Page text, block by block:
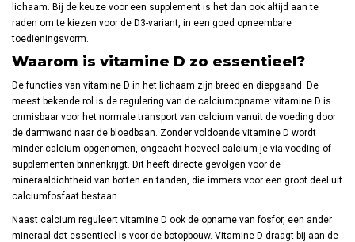
lichaam. Bij de keuze voor een supplement is het dan ook altijd aan te
raden om te kiezen voor de D3-variant, in een goed opneembare
toedieningsvorm.
Waarom is vitamine D zo essentieel?
De functies van vitamine D in het lichaam zijn breed en diepgaand. De
meest bekende rol is de regulering van de calciumopname: vitamine D is
onmisbaar voor het normale transport van calcium vanuit de voeding door
de darmwand naar de bloedbaan. Zonder voldoende vitamine D wordt
minder calcium opgenomen, ongeacht hoeveel calcium je via voeding of
supplementen binnenkrijgt. Dit heeft directe gevolgen voor de
mineraaldichtheid van botten en tanden, die immers voor een groot deel uit
calciumfosfaat bestaan.
Naast calcium reguleert vitamine D ook de opname van fosfor, een ander
mineraal dat essentieel is voor de botopbouw. Vitamine D draagt bij aan de